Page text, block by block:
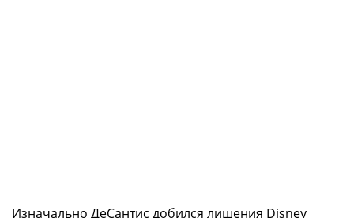
Изначально ДеСантис добился лишения Disney